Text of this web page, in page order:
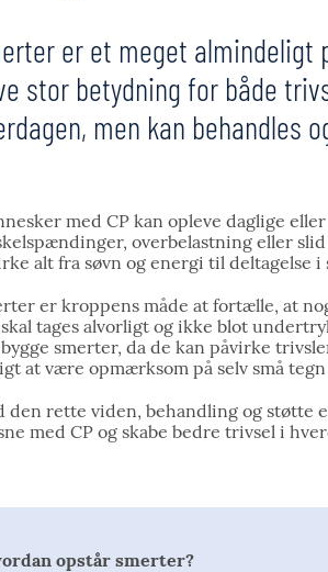
er et meget almindeligt
stor betydning for både
men kan behandles
med CP kan opleve daglige
overbelastning eller
alt fra søvn og energi til deltagelse
er kroppens måde at fortælle, at
tages alvorligt og ikke blot
smerter, da de kan påvirke
at være opmærksom på selv små
den rette viden, behandling og støtte
med CP og skabe bedre trivsel i
opstår smerter?